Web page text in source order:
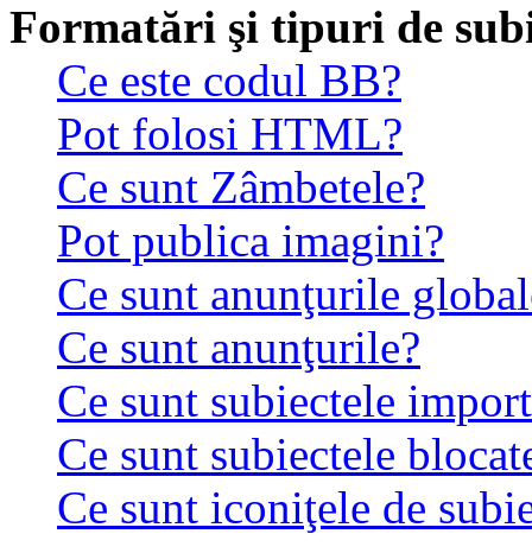
Formatări şi tipuri de
Ce este codul BB?
Pot folosi HTML?
Ce sunt Zâmbetele?
Pot publica imagini?
Ce sunt anunţurile
Ce sunt anunţurile?
Ce sunt subiectele
Ce sunt subiectele
Ce sunt iconiţele de